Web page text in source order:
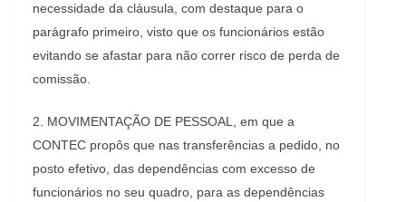
necessidade da cláusula, com destaque para o
parágrafo primeiro, visto que os funcionários estão
evitando se afastar para não correr risco de perda de
comissão.
2. MOVIMENTAÇÃO DE PESSOAL, em que a
CONTEC propôs que nas transferências a pedido, no
posto efetivo, das dependências com excesso de
funcionários no seu quadro, para as dependências